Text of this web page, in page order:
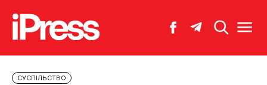
CУСПІЛЬСТВО